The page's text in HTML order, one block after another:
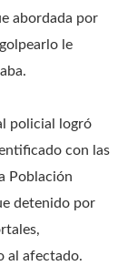
abordada por
le
policial logró
con las
Población
detenido por
al afectado.